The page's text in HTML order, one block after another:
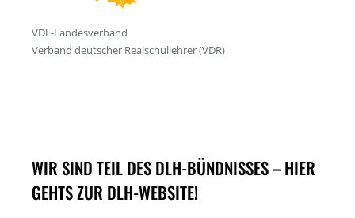
WIR SIND TEIL DES DLH-BÜNDNISSES – HIER
GEHTS ZUR DLH-WEBSITE!